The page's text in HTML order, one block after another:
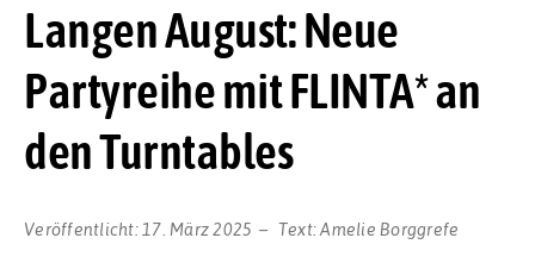
Langen August: Neue
Partyreihe mit FLINTA* an
den Turntables
Veröffentlicht: 17. März 2025 Text:Amelie Borggrefe